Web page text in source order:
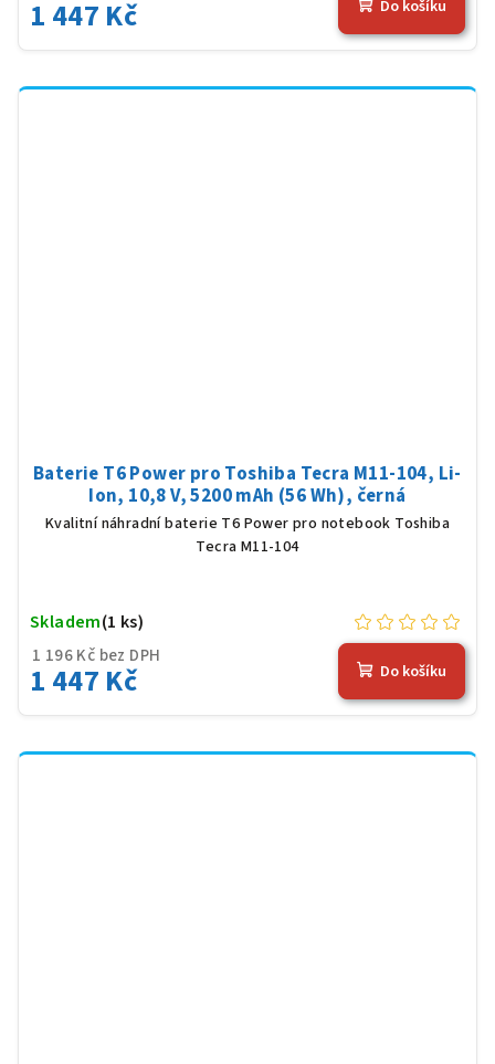
1 447 Kč Do košíku
Baterie T6 Power pro Toshiba Tecra M11-104, Li-
Ion, 10,8 V, 5200 mAh (56 Wh), černá
Kvalitní náhradní baterie T6 Power pro notebook Toshiba
Tecra M11-104
1 196 Kč bez DPH
1 447 Kč
Skladem(1 ks)
Do košíku